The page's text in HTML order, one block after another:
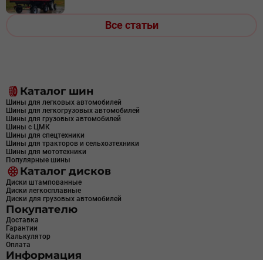
Все статьи
Каталог шин
Шины для легковых автомобилей
Шины для легкогрузовых автомобилей
Шины для грузовых автомобилей
Шины с ЦМК
Шины для спецтехники
Шины для тракторов и сельхозтехники
Шины для мототехники
Популярные шины
Каталог дисков
Диски штампованные
Диски легкосплавные
Диски для грузовых автомобилей
Покупателю
Доставка
Гарантии
Калькулятор
Оплата
Информация